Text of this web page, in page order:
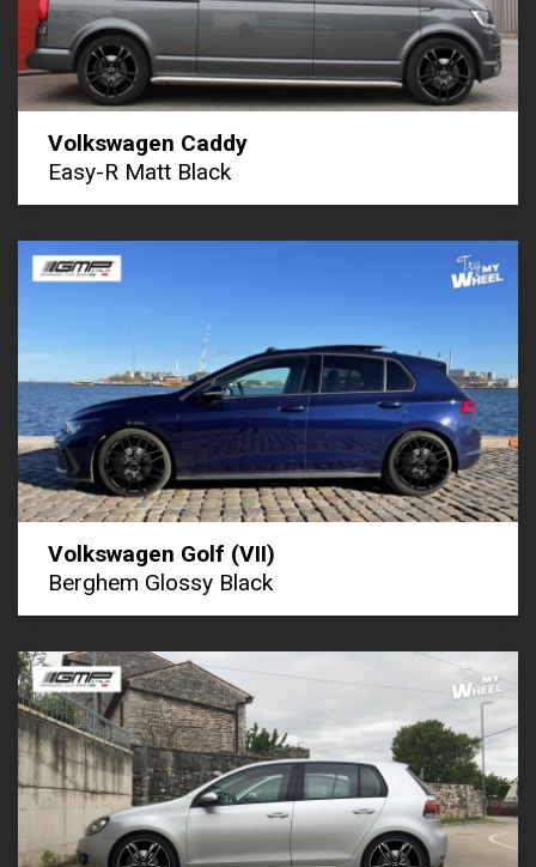
Volkswagen Caddy
Easy-R Matt Black
Volkswagen Golf (VII)
Berghem Glossy Black